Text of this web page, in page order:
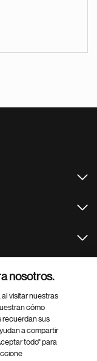
nosotros.
visitar nuestras
cómo
recuerdan sus
a compartir
todo" para